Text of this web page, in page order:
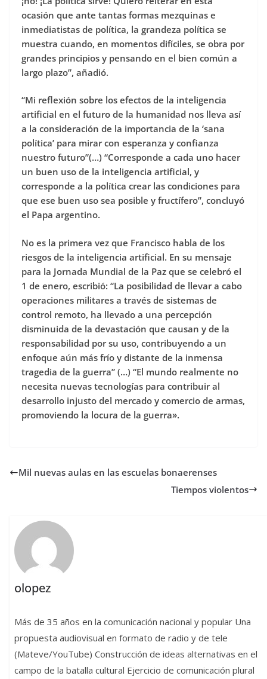
ocasión que ante tantas formas mezquinas e
inmediatistas de política, la grandeza política se
muestra cuando, en momentos difíciles, se obra por
grandes principios y pensando en el bien común a
largo plazo”, añadió.
“Mi reflexión sobre los efectos de la inteligencia
artificial en el futuro de la humanidad nos lleva así
a la consideración de la importancia de la ‘sana
política’ para mirar con esperanza y confianza
nuestro futuro”(…) “Corresponde a cada uno hacer
un buen uso de la inteligencia artificial, y
corresponde a la política crear las condiciones para
que ese buen uso sea posible y fructífero”, concluyó
el Papa argentino.
No es la primera vez que Francisco habla de los
riesgos de la inteligencia artificial. En su mensaje
para la Jornada Mundial de la Paz que se celebró el
1 de enero, escribió: “La posibilidad de llevar a cabo
operaciones militares a través de sistemas de
control remoto, ha llevado a una percepción
disminuida de la devastación que causan y de la
responsabilidad por su uso, contribuyendo a un
enfoque aún más frío y distante de la inmensa
tragedia de la guerra” (…) “El mundo realmente no
necesita nuevas tecnologías para contribuir al
desarrollo injusto del mercado y comercio de armas,
promoviendo la locura de la guerra».
Mil nuevas aulas en las escuelas bonaerenses
Tiempos violentos
olopez
Más de 35 años en la comunicación nacional y popular Una
propuesta audiovisual en formato de radio y de tele
(Mateve/YouTube) Construcción de ideas alternativas en el
campo de la batalla cultural Ejercicio de comunicación plural